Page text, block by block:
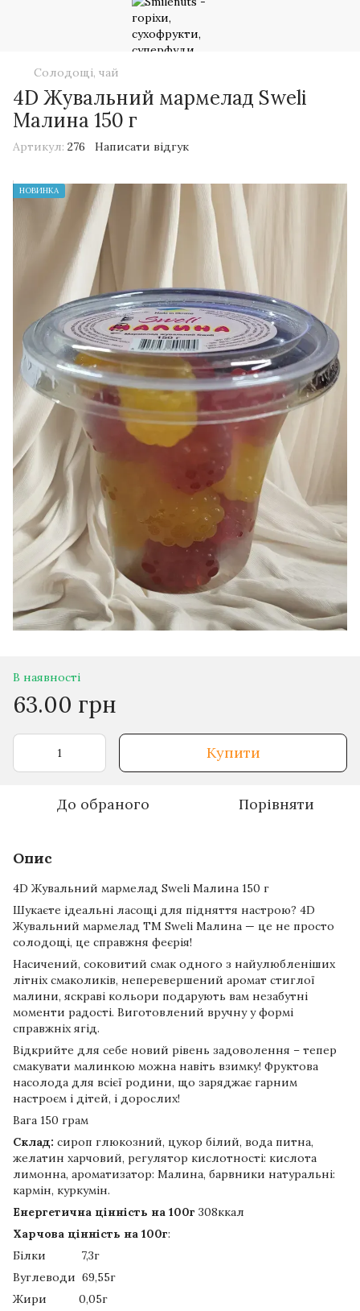
Солодощі, чай
4D Жувальний мармелад Sweli
Малина 150 г
Артикул: 276 Написати відгук
НОВИНКА
В наявності
63.00 грн
Купити
До обраного Порівняти
Опис
4D Жувальний мармелад Sweli Малина 150 г
Шукаєте ідеальні ласощі для підняття настрою? 4D
Жувальний мармелад ТМ Sweli Малина — це не просто
солодощі, це справжня феєрія!
Насичений, соковитий смак одного з найулюбленіших
літніх смаколиків, неперевершений аромат стиглої
малини, яскраві кольори подарують вам незабутні
моменти радості. Виготовлений вручну у формі
справжніх ягід.
Відкрийте для себе новий рівень задоволення – тепер
смакувати малинкою можна навіть взимку! Фруктова
насолода для всієї родини, що заряджає гарним
настроєм і дітей, і дорослих!
Вага 150 грам
Склад: сироп глюкозний, цукор білий, вода питна,
желатин харчовий, регулятор кислотності: кислота
лимонна, ароматизатор: Малина, барвники натуральні:
кармін, куркумін.
Енергетична цінність на 100г 308ккал
Харчова цінність на 100г:
Білки 7,3г
Вуглеводи 69,55г
Жири 0,05г